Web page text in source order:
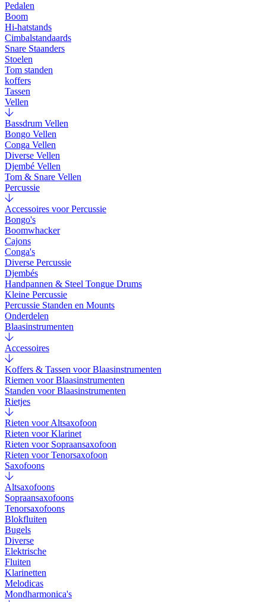
Pedalen
Boom
Hi-hatstands
Cimbalstandaards
Snare Staanders
Stoelen
Tom standen
koffers
Tassen
Vellen
Bassdrum Vellen
Bongo Vellen
Conga Vellen
Diverse Vellen
Djembé Vellen
Tom & Snare Vellen
Percussie
Accessoires voor Percussie
Bongo's
Boomwhacker
Cajons
Conga's
Diverse Percussie
Djembés
Handpannen & Steel Tongue Drums
Kleine Percussie
Percussie Standen en Mounts
Onderdelen
Blaasinstrumenten
Accessoires
Koffers & Tassen voor Blaasinstrumenten
Riemen voor Blaasinstrumenten
Standen voor Blaasinstrumenten
Rietjes
Rieten voor Altsaxofoon
Rieten voor Klarinet
Rieten voor Sopraansaxofoon
Rieten voor Tenorsaxofoon
Saxofoons
Altsaxofoons
Sopraansaxofoons
Tenorsaxofoons
Blokfluiten
Bugels
Diverse
Elektrische
Fluiten
Klarinetten
Melodicas
Mondharmonica's